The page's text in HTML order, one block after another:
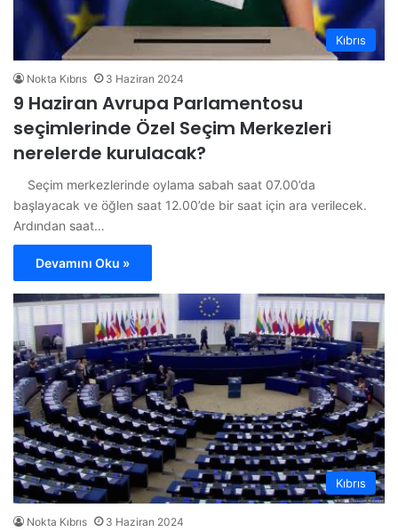
Kıbrıs
Nokta Kıbrıs 3 Haziran 2024
9 Haziran Avrupa Parlamentosu
seçimlerinde Özel Seçim Merkezleri
nerelerde kurulacak?
Seçim merkezlerinde oylama sabah saat 07.00’da
başlayacak ve öğlen saat 12.00’de bir saat için ara verilecek.
Ardından saat…
Devamını Oku »
Kıbrıs
Nokta Kıbrıs 3 Haziran 2024